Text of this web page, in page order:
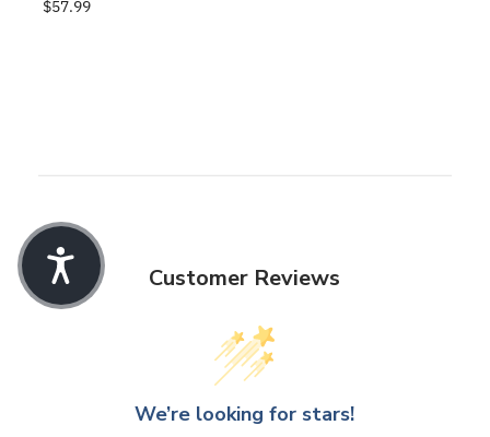
$57.99
Customer Reviews
We’re looking for stars!